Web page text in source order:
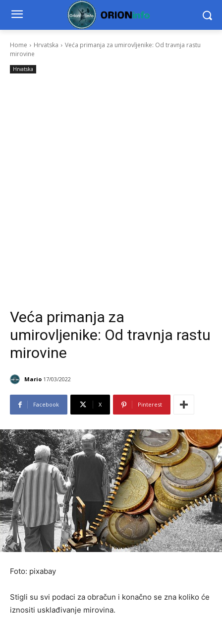
Home Hrvatska
Veća primanja za umirovljenike: Od travnja rastu
mirovine
Hrvatska
Veća primanja za
umirovljenike: Od travnja rastu
mirovine
Mario 17/03/2022
Facebook X Pinterest
Foto: pixabay
Stigli su svi podaci za obračun i konačno se zna koliko će
iznositi usklađivanje mirovina.